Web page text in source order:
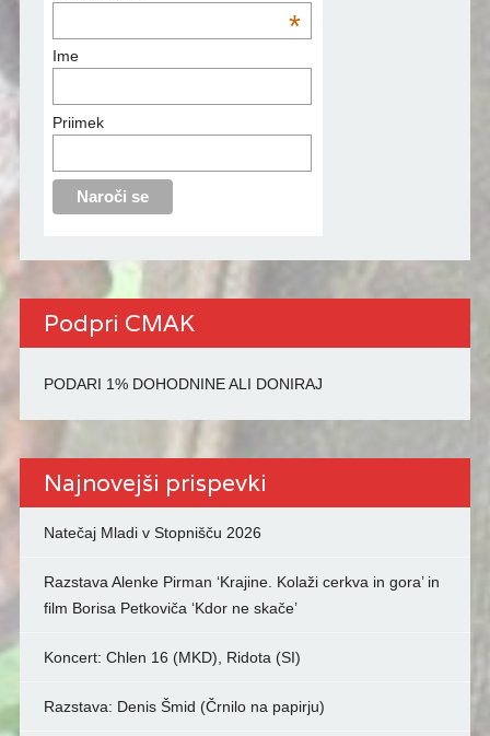
*
Ime
Priimek
Podpri CMAK
PODARI 1% DOHODNINE ALI DONIRAJ
Najnovejši prispevki
Natečaj Mladi v Stopnišču 2026
Razstava Alenke Pirman ‘Krajine. Kolaži cerkva in gora’ in
film Borisa Petkoviča ‘Kdor ne skače’
Koncert: Chlen 16 (MKD), Ridota (SI)
Razstava: Denis Šmid (Črnilo na papirju)